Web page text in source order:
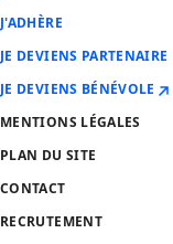
J'ADHÈRE
JE DEVIENS PARTENAIRE
JE DEVIENS BÉNÉVOLE
MENTIONS LÉGALES
PLAN DU SITE
CONTACT
RECRUTEMENT